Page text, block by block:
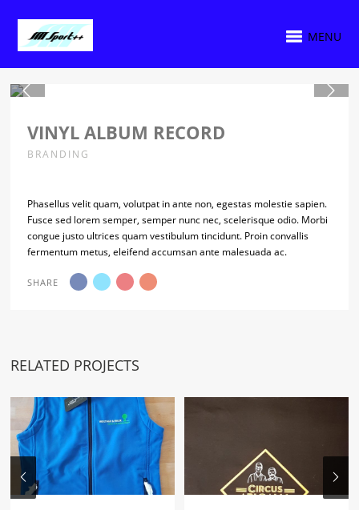
MENU
VINYL ALBUM RECORD
BRANDING
Phasellus velit quam, volutpat in ante non, egestas molestie sapien.
Fusce sed lorem semper, semper nunc nec, scelerisque odio. Morbi
congue justo ultrices quam vestibulum tincidunt. Proin convallis
fermentum metus, eleifend accumsan ante malesuada ac.
SHARE
RELATED PROJECTS